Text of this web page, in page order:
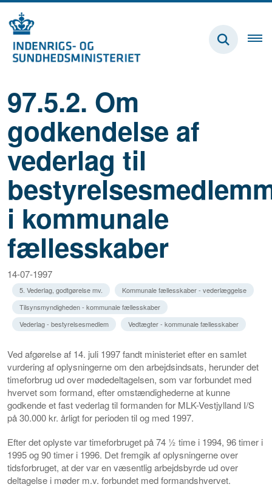
97.5.2. Om
godkendelse af
vederlag til
i kommunale
fællesskaber
14-07-1997
5. Vederlag, godtgørelse mv.
Kommunale fællesskaber - vederlæggelse
Tilsynsmyndigheden - kommunale fællesskaber
Vederlag - bestyrelsesmedlem
Vedtægter - kommunale fællesskaber
Ved afgørelse af 14. juli 1997 fandt ministeriet efter en samlet
vurdering af oplysningerne om den arbejdsindsats, herunder det
timeforbrug ud over mødedeltagelsen, som var forbundet med
hvervet som formand, efter omstændighederne at kunne
godkende et fast vederlag til formanden for MLK-Vestjylland I/S
på 30.000 kr. årligt for perioden til og med 1997.
Efter det oplyste var timeforbruget på 74 ½ time i 1994, 96 timer i
1995 og 90 timer i 1996. Det fremgik af oplysningerne over
tidsforbruget, at der var en væsentlig arbejdsbyrde ud over
deltagelse i møder m.v. forbundet med formandshvervet.